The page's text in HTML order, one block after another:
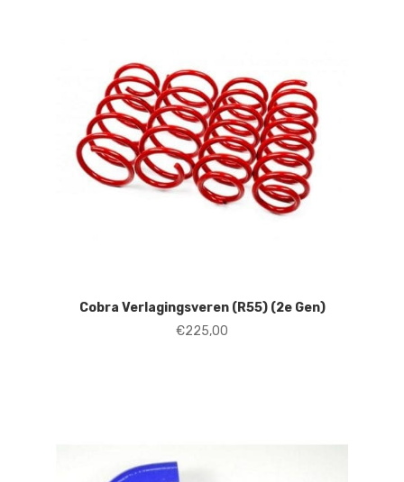
Cobra Verlagingsveren (R55) (2e Gen)
€225,00